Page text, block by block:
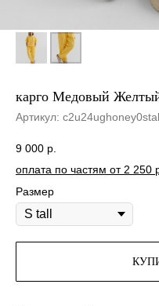
карго Медовый
Артикул:
9 000 р.
оплата по частям от 2 250
Размер